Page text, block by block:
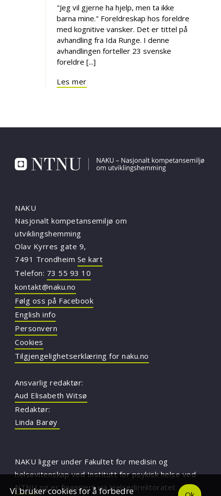
"Jeg vil gjerne ha hjelp, men ta ikke
barna mine." Foreldreskap hos foreldre
med kognitive vansker. Det er tittel på
avhandling fra Ida Runge. I denne
avhandlingen forteller 23 svenske
foreldre [...]
Les mer
NAKU
Nasjonalt kompetansemiljø om
utviklingshemming
Olav Kyrres gate 9,
7491 Trondheim Se kart
Telefon: 73 55 93 10
kontakt@naku.no
Følg oss på Facebook
English info
Personvern
Cookies
Tilgjengelighetserklæring for naku.no
Ansvarlig redaktør:
Aud Elisabeth Witsø
Redaktør:
Linda Barøy
NAKU ligger under Fakultet for medisin og
helsevitenskap ved Institutt for psykisk helse ved
NTNU og er finansiert via Helsedirektoratet.
Vi bruker cookies for å forbedre